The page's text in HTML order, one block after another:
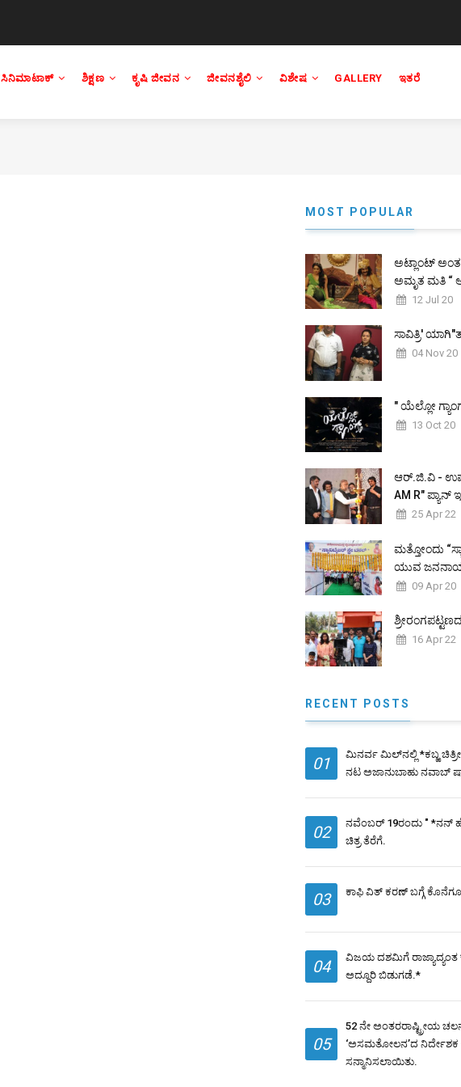
ಸಿನಿಮಾಟಾಕ್ ಶಿಕ್ಷಣ ಕೃಷಿ ಜೀವನ ಜೀವನಶೈಲಿ ವಿಶೇಷ GALLERY ಇತರೆ
MOST POPULAR
ಅಟ್ಲಾಂಟ್
ಅಮೃತ ಮತಿ “
12 Jul 20
ಸಾವಿತ್ರಿ'
04 Nov 20
" ಯೆಲ್ಲೋ
13 Oct 20
ಆರ್.ಜಿ.ವಿ -
AM R"
25 Apr 22
ಮತ್ತೋಂದು
ಯುವ
09 Apr 20
16 Apr 22
RECENT POSTS
01
ಮಿನರ್ವ ಮಿಲ್​ನಲ್ಲಿ *ಕಬ್ಱ
ನಟ ಅಜಾನುಬಾಹು ನವಾಬ್
02
ನವೆಂಬರ್ 19ರಂದು " *ನನ್
ಚಿತ್ರ ತೆರೆಗೆ.
03 ಕಾಫಿ ವಿತ್ ಕರಣ್ ಬಗ್ಗೆ
04
ವಿಜಯ ದಶಮಿಗೆ ರಾಜ್ಯಾದ್ಯಂತ
ಅದ್ದೂರಿ ಬಿಡುಗಡೆ.*
05
52 ನೇ ಅಂತರರಾಷ್ಟ್ರೀಯ
‘ಅಸಮತೋಲನ’ದ ನಿರ್ದೇಶಕ
ಸನ್ಮಾನಿಸಲಾಯಿತು.